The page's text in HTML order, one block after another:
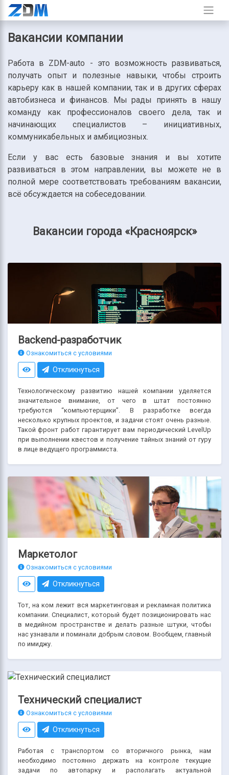
Вакансии компании
Работа в ZDM-auto - это возможность развиваться,
получать опыт и полезные навыки, чтобы строить
карьеру как в нашей компании, так и в других сферах
автобизнеса и финансов. Мы рады принять в нашу
команду как профессионалов своего дела, так и
начинающих специалистов – инициативных,
коммуникабельных и амбициозных.
Если у вас есть базовые знания и вы хотите
развиваться в этом направлении, вы можете не в
полной мере соответствовать требованиям вакансии,
всё обсуждается на собеседовании.
Вакансии города «Красноярск»
Backend-разработчик
Ознакомиться с условиями
Откликнуться
Технологическому развитию нашей компании уделяется
значительное внимание, от чего в штат постоянно
требуются “компьютерщики”. В разработке всегда
несколько крупных проектов, и задачи стоят очень разные.
Такой фронт работ гарантирует вам периодический LevelUp
при выполнении квестов и получение тайных знаний от гуру
в лице ведущего программиста.
Маркетолог
Ознакомиться с условиями
Откликнуться
Тот, на ком лежит вся маркетинговая и рекламная политика
компании. Специалист, который будет позиционировать нас
в медийном пространстве и делать разные штуки, чтобы
нас узнавали и поминали добрым словом. Вообщем, главный
по имиджу.
Технический специалист
Ознакомиться с условиями
Откликнуться
Работая с транспортом со вторичного рынка, нам
необходимо постоянно держать на контроле текущие
задачи по автопарку и располагать актуальной